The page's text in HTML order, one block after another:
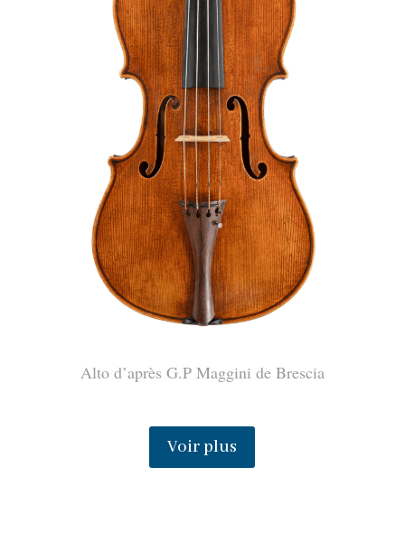
Alto d’après G.P Maggini de Brescia
Voir plus